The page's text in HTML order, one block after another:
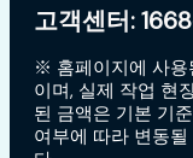
고객센터:
※ 홈페이지에 사용
이며, 실제 작업 현
된 금액은 기본 기
여부에 따라 변동